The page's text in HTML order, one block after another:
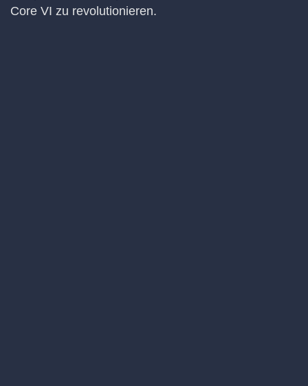
Core VI zu revolutionieren.